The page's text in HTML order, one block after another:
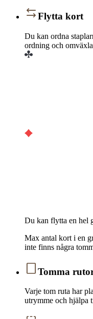
Flytta kort
Du kan ordna
ordning och
Du kan flytta en hel
Max antal kort i en
inte finns några
Tomma
Varje tom ruta har
utrymme och hjälpa